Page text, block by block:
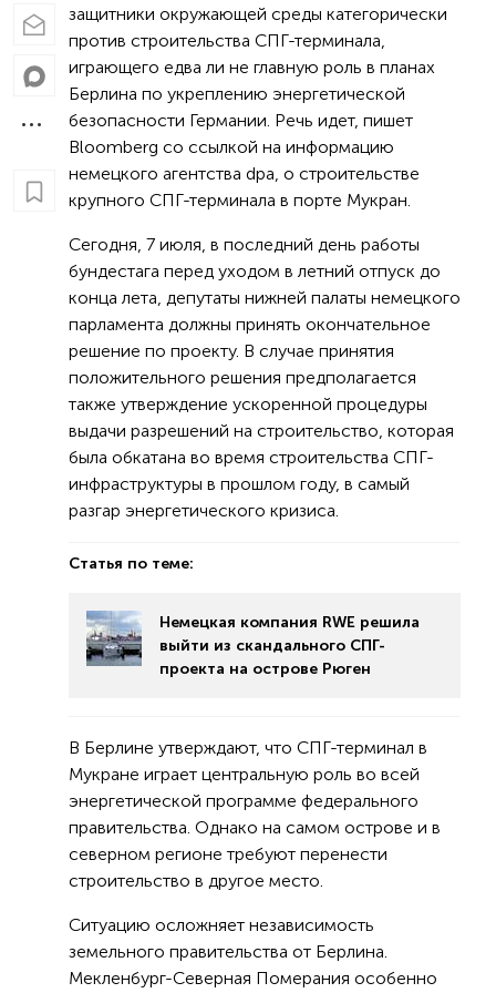
защитники окружающей среды категорически
против строительства СПГ-терминала,
играющего едва ли не главную роль в планах
Берлина по укреплению энергетической
безопасности Германии. Речь идет, пишет
Bloomberg со ссылкой на информацию
немецкого агентства dpa, о строительстве
крупного СПГ-терминала в порте Мукран.
Сегодня, 7 июля, в последний день работы
бундестага перед уходом в летний отпуск до
конца лета, депутаты нижней палаты немецкого
парламента должны принять окончательное
решение по проекту. В случае принятия
положительного решения предполагается
также утверждение ускоренной процедуры
выдачи разрешений на строительство, которая
была обкатана во время строительства СПГ-
инфраструктуры в прошлом году, в самый
разгар энергетического кризиса.
Статья по теме:
Немецкая компания RWE решила
выйти из скандального СПГ-
проекта на острове Рюген
В Берлине утверждают, что СПГ-терминал в
Мукране играет центральную роль во всей
энергетической программе федерального
правительства. Однако на самом острове и в
северном регионе требуют перенести
строительство в другое место.
Ситуацию осложняет независимость
земельного правительства от Берлина.
Мекленбург-Северная Померания особенно